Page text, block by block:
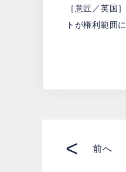
［意匠／英国
トが権利範囲
< 前へ